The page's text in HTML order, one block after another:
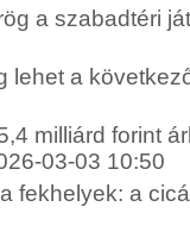
a szabadtéri
lehet a
milliárd forint
03-03 10:50
fekhelyek: a